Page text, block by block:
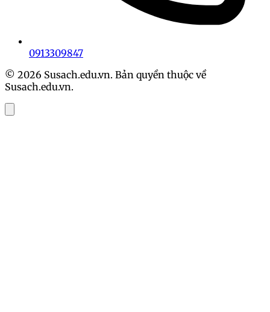
0913309847
© 2026 Susach.edu.vn. Bản quyền thuộc về
Susach.edu.vn.